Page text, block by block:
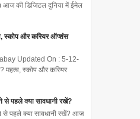
की डिजिटल दुनिया में ईमेल
स्कोप और करियर ऑप्शंस
Updated On : 5-12-
महत्व, स्कोप और करियर
पहले क्या सावधानी रखें?
पहले क्या सावधानी रखें? आज